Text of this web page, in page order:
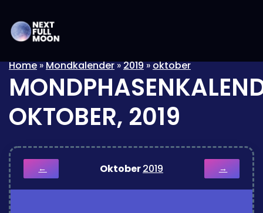
Home»Mondkalender»2019»oktober
OKTOBER, 2019
← Oktober2019 →